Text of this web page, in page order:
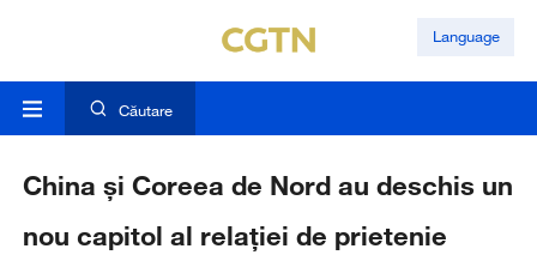
Language
Căutare
China și Coreea de Nord au deschis un
nou capitol al relației de prietenie